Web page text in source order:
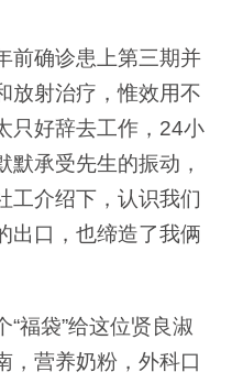
前确诊患上第三期并
放射治疗，惟效用不
只好辞去工作，24小
默承受先生的振动，
工介绍下，认识我们
出口，也缔造了我俩
福袋”给这位贤良淑
，营养奶粉，外科口